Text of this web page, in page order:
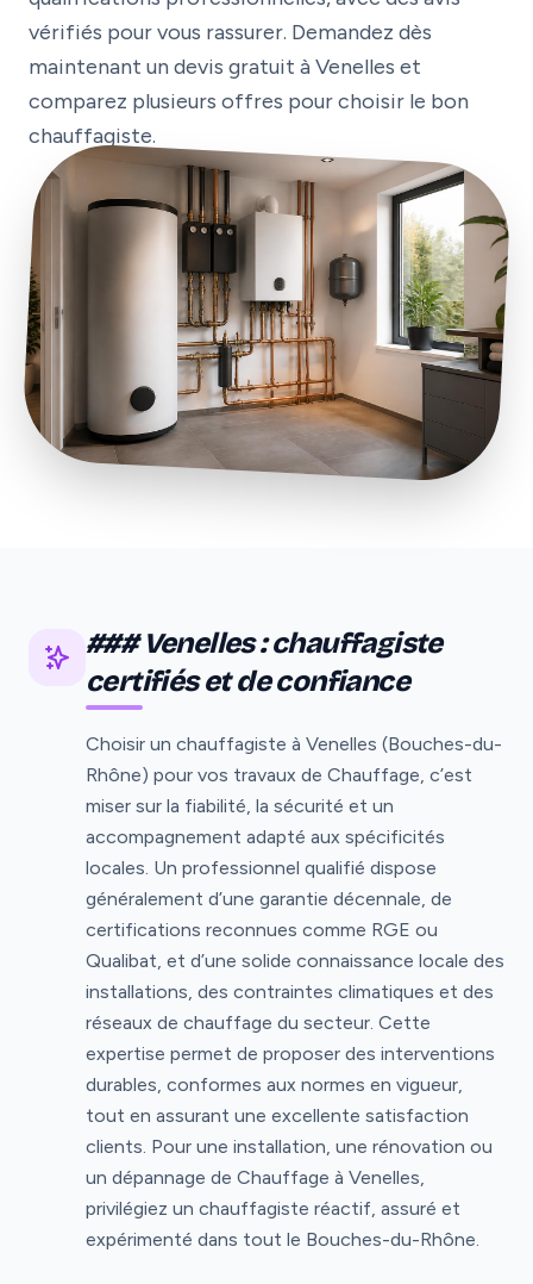
vérifiés pour vous rassurer. Demandez dès
maintenant un devis gratuit à Venelles et
comparez plusieurs offres pour choisir le bon
chauffagiste.
### Venelles : chauffagiste
certifiés et de confiance
Choisir un chauffagiste à Venelles (Bouches-du-
Rhône) pour vos travaux de Chauffage, c’est
miser sur la fiabilité, la sécurité et un
accompagnement adapté aux spécificités
locales. Un professionnel qualifié dispose
généralement d’une garantie décennale, de
certifications reconnues comme RGE ou
Qualibat, et d’une solide connaissance locale des
installations, des contraintes climatiques et des
réseaux de chauffage du secteur. Cette
expertise permet de proposer des interventions
durables, conformes aux normes en vigueur,
tout en assurant une excellente satisfaction
clients. Pour une installation, une rénovation ou
un dépannage de Chauffage à Venelles,
privilégiez un chauffagiste réactif, assuré et
expérimenté dans tout le Bouches-du-Rhône.